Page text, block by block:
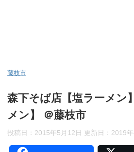
藤枝市
森下そば店【塩ラーメン
メン】 ＠藤枝市
投稿日：2015年5月12日 更新日： 2019